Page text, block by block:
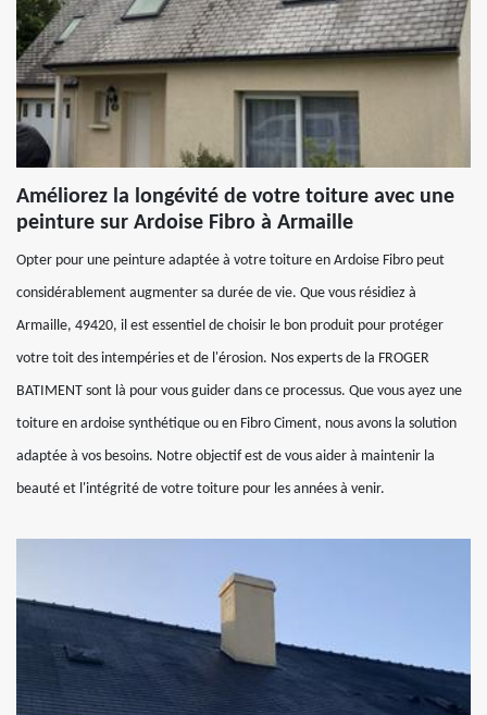
Améliorez la longévité de votre toiture avec une
peinture sur Ardoise Fibro à Armaille
Opter pour une peinture adaptée à votre toiture en Ardoise Fibro peut
considérablement augmenter sa durée de vie. Que vous résidiez à
Armaille, 49420, il est essentiel de choisir le bon produit pour protéger
votre toit des intempéries et de l'érosion. Nos experts de la FROGER
BATIMENT sont là pour vous guider dans ce processus. Que vous ayez une
toiture en ardoise synthétique ou en Fibro Ciment, nous avons la solution
adaptée à vos besoins. Notre objectif est de vous aider à maintenir la
beauté et l'intégrité de votre toiture pour les années à venir.